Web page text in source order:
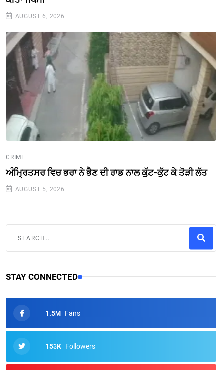
AUGUST 6, 2026
CRIME
ਅੰਮ੍ਰਿਤਸਰ ਵਿਚ ਭਰਾ ਨੇ ਭੈਣ ਦੀ ਰਾਡ ਨਾਲ ਕੁੱਟ-ਕੁੱਟ ਕੇ ਤੋੜੀ ਲੱਤ
AUGUST 5, 2026
STAY CONNECTED
1.5M Fans
153K Followers